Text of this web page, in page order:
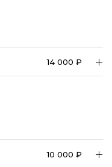
14 000 ₽
10 000 ₽